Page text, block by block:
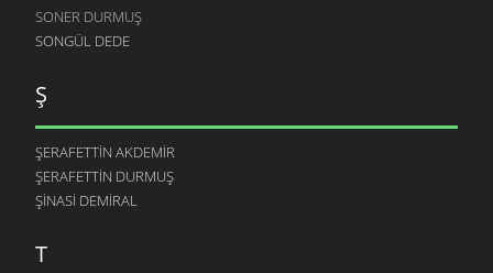
SONER DURMUŞ
SONGÜL DEDE
Ş
ŞERAFETTIN AKDEMIR
ŞERAFETTIN DURMUŞ
ŞINASI DEMIRAL
T